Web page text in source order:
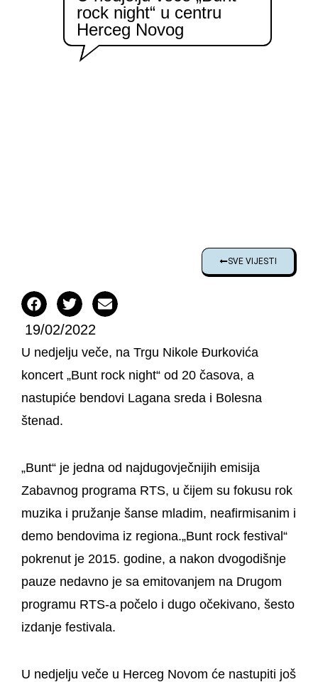
rock night“ u centru
Herceg Novog
SVE VIJESTI
19/02/2022
U nedjelju veče, na Trgu Nikole Đurkovića
koncert „Bunt rock night“ od 20 časova, a
nastupiće bendovi Lagana sreda i Bolesna
štenad.
„Bunt“ je jedna od najdugovječnijih emisija
Zabavnog programa RTS, u čijem su fokusu rok
muzika i pružanje šanse mladim, neafirmisanim i
demo bendovima iz regiona.„Bunt rock festival“
pokrenut je 2015. godine, a nakon dvogodišnje
pauze nedavno je sa emitovanjem na Drugom
programu RTS-a počelo i dugo očekivano, šesto
izdanje festivala.
U nedjelju veče u Herceg Novom će nastupiti još